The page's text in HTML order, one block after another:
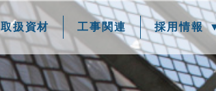
取扱資材 工事関連 採用情報